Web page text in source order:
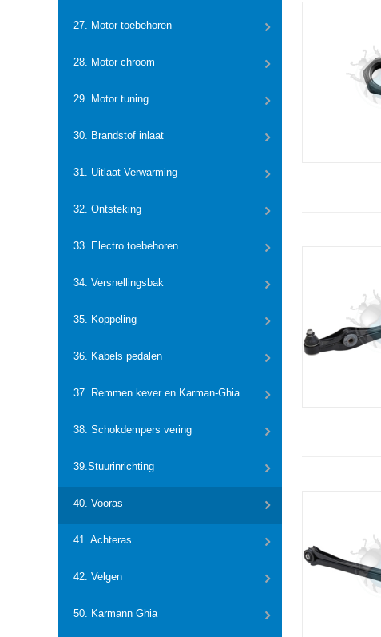
27. Motor toebehoren
28. Motor chroom
29. Motor tuning
30. Brandstof inlaat
31. Uitlaat Verwarming
32. Ontsteking
33. Electro toebehoren
34. Versnellingsbak
35. Koppeling
36. Kabels pedalen
37. Remmen kever en Karman-Ghia
38. Schokdempers vering
39.Stuurinrichting
40. Vooras
41. Achteras
42. Velgen
50. Karmann Ghia